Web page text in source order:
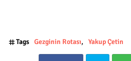
Tags Gezginin Rotası Yakup Çetin